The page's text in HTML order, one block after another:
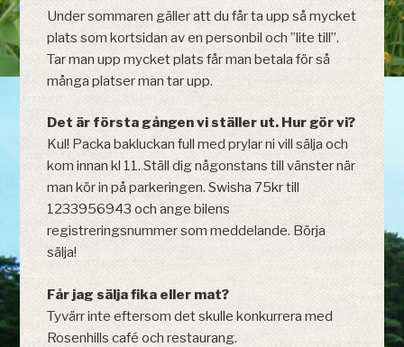
Under sommaren gäller att du får ta upp så mycket
plats som kortsidan av en personbil och ”lite till”.
Tar man upp mycket plats får man betala för så
många platser man tar upp.
Det är första gången vi ställer ut. Hur gör vi?
Kul! Packa bakluckan full med prylar ni vill sälja och
kom innan kl 11. Ställ dig någonstans till vänster när
man kör in på parkeringen. Swisha 75kr till
1233956943 och ange bilens
registreringsnummer som meddelande. Börja
sälja!
Får jag sälja fika eller mat?
Tyvärr inte eftersom det skulle konkurrera med
Rosenhills café och restaurang.